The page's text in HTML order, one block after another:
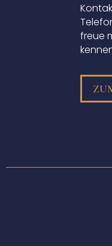
freue